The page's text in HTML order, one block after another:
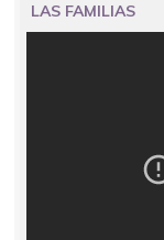
LAS FAMILIAS